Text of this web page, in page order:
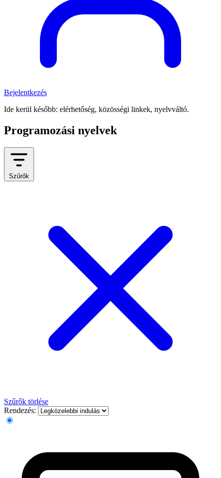
Bejelentkezés
Ide kerül később: elérhetőség, közösségi linkek, nyelvváltó.
Programozási nyelvek
Szűrők
Szűrők törlése
Rendezés: